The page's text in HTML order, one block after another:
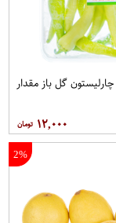
گل باز مقدار
۱۲,۰۰۰
2%